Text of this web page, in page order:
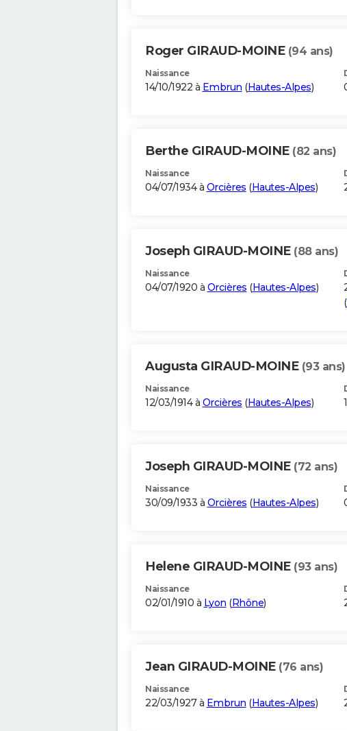
Roger GIRAUD-MOINE (94 ans)
Naissance
14/10/1922 à Embrun (Hautes-Alpes)
Berthe GIRAUD-MOINE (82 ans)
Naissance
04/07/1934 à Orcières (Hautes-Alpes)
Joseph GIRAUD-MOINE (88 ans)
Naissance
04/07/1920 à Orcières (Hautes-Alpes)
(
Augusta GIRAUD-MOINE (93 ans)
Naissance
12/03/1914 à Orcières (Hautes-Alpes)
Joseph GIRAUD-MOINE (72 ans)
Naissance
30/09/1933 à Orcières (Hautes-Alpes)
Helene GIRAUD-MOINE (93 ans)
Naissance
02/01/1910 à Lyon (Rhône)
Jean GIRAUD-MOINE (76 ans)
Naissance
22/03/1927 à Embrun (Hautes-Alpes)